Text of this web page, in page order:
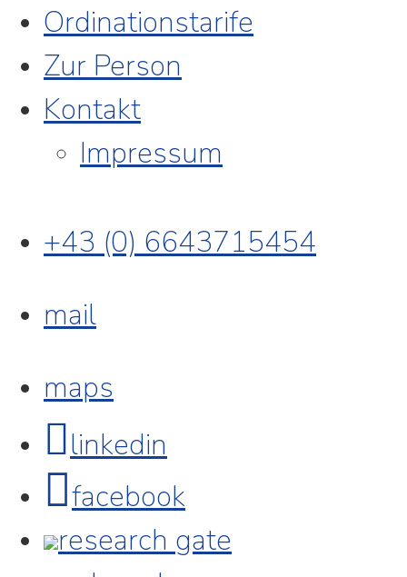
Ordinationstarife
Zur Person
Kontakt
Impressum
+43 (0) 6643715454
mail
maps
linkedin
facebook
research gate